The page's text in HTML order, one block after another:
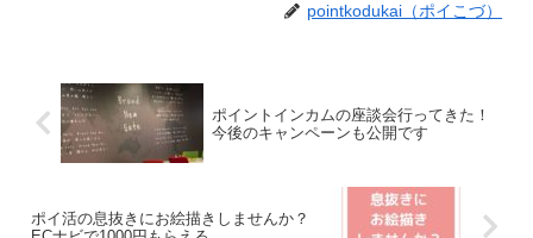
pointkodukai（ポイこづ）
︎ ポイントインカムの座談会行ってきた！
今後のキャンペーンも公開です
ポイ活の息抜きにお絵描きしませんか？